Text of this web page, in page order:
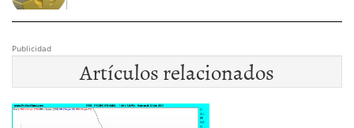
Publicidad
Artículos relacionados